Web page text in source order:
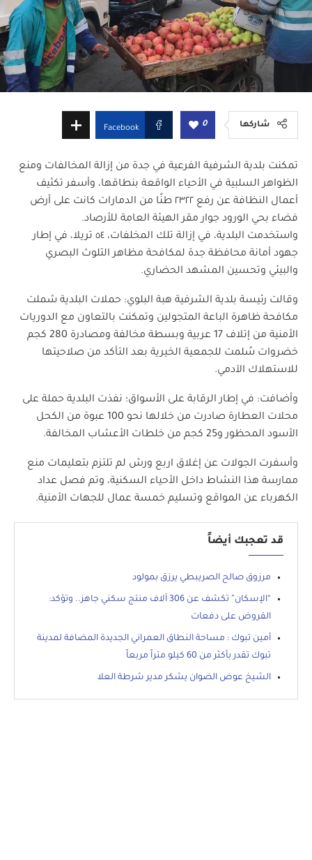
شاركها 0
Facebook
تمكنت بلدية الشرفية الفرعية في جدة من إزالة المخالفات ومنع
الظواهر السلبية في الأحياء الواقعة بنطاقها، وأسفر تكثيف
أعمال النظافة عن رفع ٢٣٢٢ طنًا من الدمارات كانت على أرض
فضاء بحي الورود جوار مقر الهيئة العامة للأرصاد.
واستخدمت البلدية، في إزالة تلك المخلفات، ٥٤ تريلا، في إطار
جهود أمانة محافظة جدة لمكافحة مظاهر التلوث البصري
والبيئي وتحسين المشهد الحضاري.
وقالت رئيسة بلدية الشرفية هبة البلوي: حملات البلدية شملت
مكافحة ظاهرة الباعة المتجولين وتمكنت بالتعاون مع الدوريات
الأمنية من إتلاف 17 عربية وبسطة مخالفة ومصادرة 280 كجم
خضروات سُلمت للجمعية الخيرية بعد التأكد من صلاحيتها
للاستهلاك الآدمي.
وأضافت: في إطار الرقابة على الأسواق؛ نفذت البلدية حملة على
محلات العطارة صادرت من خلالها نحو 100 عبوة من الكحل
الأسود المحظور و25 كجم من خلطات الأعشاب المخالفة.
وأسفرت الجولات عن إغلاق اربع ورش لم تلتزم بتعليمات منع
ممارسة هذا النشاط داخل الأحياء السكنية، وتم فصل عداد
الكهرباء عن المواقع وتسليم خمسة عمال للجهات الأمنية.
قد تعجبك أيضاً
مرزوق صالح الصريبطي يرزق بمولود
“الإسكان” تكشف عن 306 آلاف منتج سكني جاهز.. وتؤكد:
القروض على دفعات
أمين تبوك : مساحة النطاق العمراني الجديدة المضافة لمدينة
تبوك تقدر بأكثر من 60 كيلو متراً مربعاً
الشيخ عوض الضوان يشكر مدير شرطة العلا